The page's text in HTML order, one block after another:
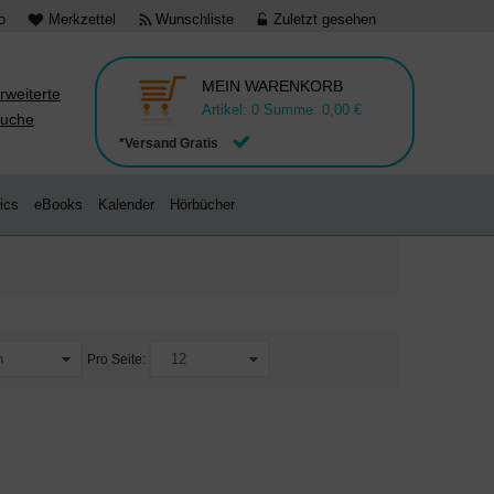
Merkzettel Wunschliste Zuletzt gesehen
*Versand Gratis
MEIN WARENKORB
Artikel: 0 Summe: 0,00 €
eBooks Kalender Hörbücher
Pro Seite: